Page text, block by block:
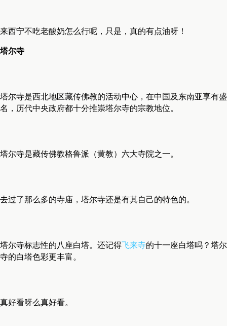
来西宁不吃老酸奶怎么行呢，只是，真的有点油呀！
塔尔寺
塔尔寺是西北地区藏传佛教的活动中心，在中国及东南亚享有盛
名，历代中央政府都十分推崇塔尔寺的宗教地位。
塔尔寺是藏传佛教格鲁派（黄教）六大寺院之一。
去过了那么多的寺庙，塔尔寺还是有其自己的特色的。
塔尔寺标志性的八座白塔。还记得飞来寺的十一座白塔吗？塔尔
寺的白塔色彩更丰富。
真好看呀么真好看。